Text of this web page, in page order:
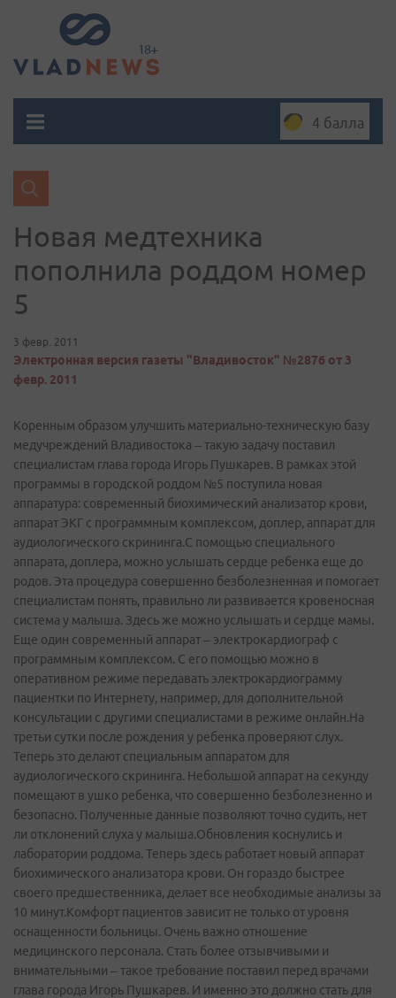
4 балла
Новая медтехника
пополнила роддом номер
5
3 февр. 2011
Электронная версия газеты "Владивосток" №2876 от 3
февр. 2011
Коренным образом улучшить материально-техническую базу
медучреждений Владивостока – такую задачу поставил
специалистам глава города Игорь Пушкарев. В рамках этой
программы в городской роддом №5 поступила новая
аппаратура: современный биохимический анализатор крови,
аппарат ЭКГ с программным комплексом, доплер, аппарат для
аудиологического скрининга.С помощью специального
аппарата, доплера, можно услышать сердце ребенка еще до
родов. Эта процедура совершенно безболезненная и помогает
специалистам понять, правильно ли развивается кровеносная
система у малыша. Здесь же можно услышать и сердце мамы.
Еще один современный аппарат – электрокардиограф с
программным комплексом. С его помощью можно в
оперативном режиме передавать электрокардиограмму
пациентки по Интернету, например, для дополнительной
консультации с другими специалистами в режиме онлайн.На
третьи сутки после рождения у ребенка проверяют слух.
Теперь это делают специальным аппаратом для
аудиологического скрининга. Небольшой аппарат на секунду
помещают в ушко ребенка, что совершенно безболезненно и
безопасно. Полученные данные позволяют точно судить, нет
ли отклонений слуха у малыша.Обновления коснулись и
лаборатории роддома. Теперь здесь работает новый аппарат
биохимического анализатора крови. Он гораздо быстрее
своего предшественника, делает все необходимые анализы за
10 минут.Комфорт пациентов зависит не только от уровня
оснащенности больницы. Очень важно отношение
медицинского персонала. Стать более отзывчивыми и
внимательными – такое требование поставил перед врачами
глава города Игорь Пушкарев. И именно это должно стать для